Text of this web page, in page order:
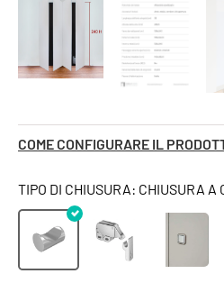
COME CONFIGURARE IL
TIPO DI CHIUSURA: CHIUSURA A